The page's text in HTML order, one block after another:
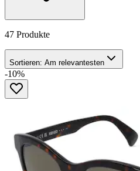
47 Produkte
Sortieren: Am relevantesten
-10%